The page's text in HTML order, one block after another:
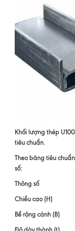
Khối lượng thép
tiêu chuẩn.
Theo bảng tiêu
số:
Thông số
Chiều cao (H)
Bề rộng cánh (B)